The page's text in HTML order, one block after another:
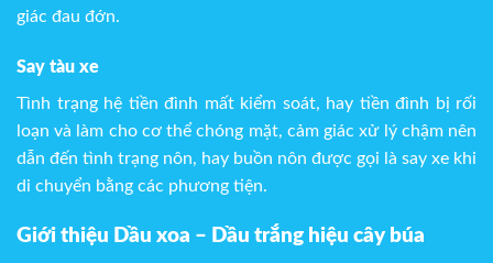
giác đau đớn.
Say tàu xe
Tình trạng hệ tiền đình mất kiểm soát, hay tiền đình bị rối
loạn và làm cho cơ thể chóng mặt, cảm giác xử lý chậm nên
dẫn đến tình trạng nôn, hay buồn nôn được gọi là say xe khi
di chuyển bằng các phương tiện.
Giới thiệu Dầu xoa – Dầu trắng hiệu cây búa